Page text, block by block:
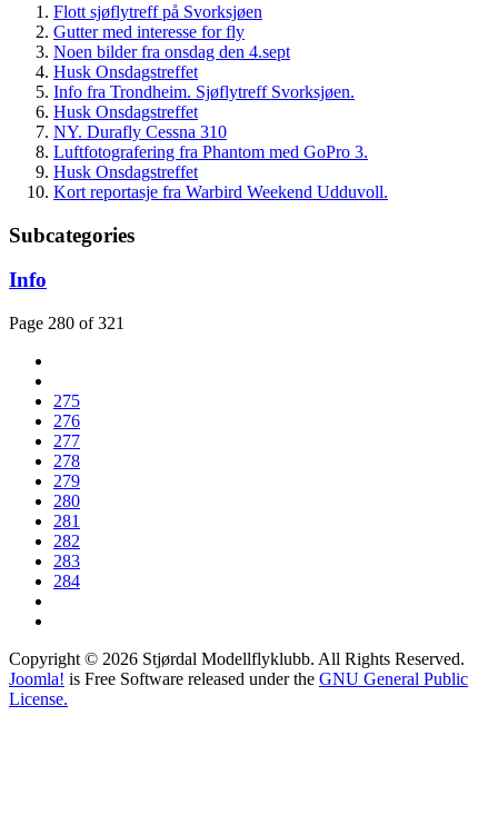
Flott sjøflytreff på Svorksjøen
Gutter med interesse for fly
Noen bilder fra onsdag den 4.sept
Husk Onsdagstreffet
Info fra Trondheim. Sjøflytreff Svorksjøen.
Husk Onsdagstreffet
NY. Durafly Cessna 310
Luftfotografering fra Phantom med GoPro 3.
Husk Onsdagstreffet
Kort reportasje fra Warbird Weekend Udduvoll.
Subcategories
Info
Page 280 of 321
275
276
277
278
279
280
281
282
283
284
Copyright © 2026 Stjørdal Modellflyklubb. All Rights Reserved.
Joomla! is Free Software released under the GNU General Public
License.